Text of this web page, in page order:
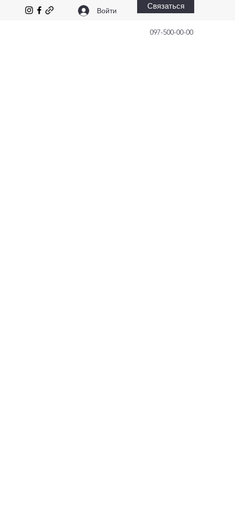
Войти Связаться
097-500-00-00